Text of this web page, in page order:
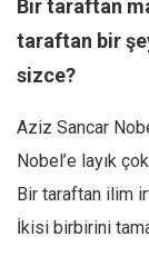
Bir taraftan
taraftan bir
sizce?
Aziz Sancar
Nobel’e layık
Bir taraftan ilim
İkisi birbirini